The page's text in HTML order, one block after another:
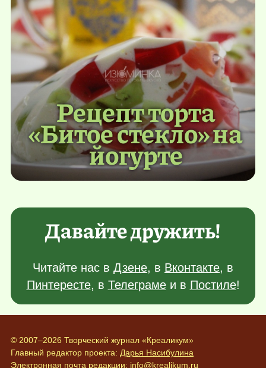
Рецепт торта
«Битое стекло» на
йогурте
Давайте дружить!
Читайте нас в Дзене, в Вконтакте, в
Пинтересте, в Телеграмеи в Постиле!
© 2007–2026 Творческий журнал «Креаликум»
Главный редактор проекта: Дарья Насибулина
Электронная почта редакции: info@krealikum.ru